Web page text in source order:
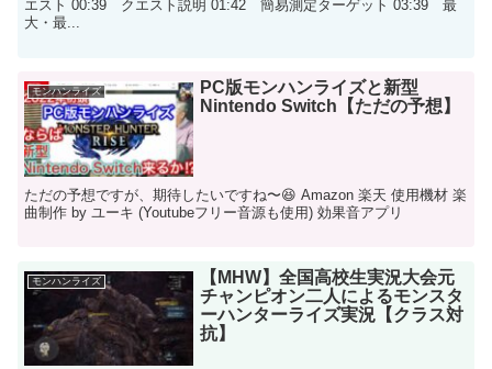
エスト 00:39 クエスト説明 01:42 簡易測定ターゲット 03:39 最
大・最...
モンハンライズ
PC版モンハンライズと新型
Nintendo Switch【ただの予想】
ただの予想ですが、期待したいですね〜😆 Amazon 楽天 使用機材 楽
曲制作 by ユーキ (Youtubeフリー音源も使用) 効果音アプリ
モンハンライズ
【MHW】全国高校生実況大会元
チャンピオン二人によるモンスタ
ーハンターライズ実況【クラス対
抗】